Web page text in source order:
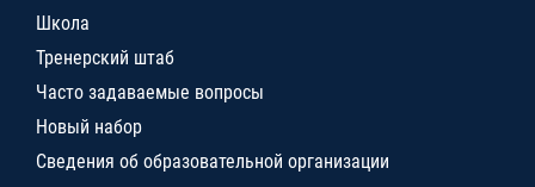
Школа
Тренерский штаб
Часто задаваемые вопросы
Новый набор
Сведения об образовательной организации